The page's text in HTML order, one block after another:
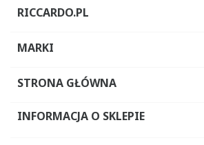
RICCARDO.PL
MARKI
STRONA GŁÓWNA
INFORMACJA O SKLEPIE